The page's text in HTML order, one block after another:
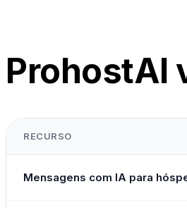
ProhostAI
RECURSO
Mensagens com IA para